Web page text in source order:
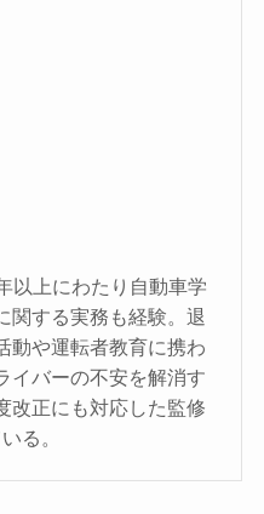
以上にわたり自動車学
関する実務も経験。退
動や運転者教育に携わ
イバーの不安を解消す
改正にも対応した監修
る。